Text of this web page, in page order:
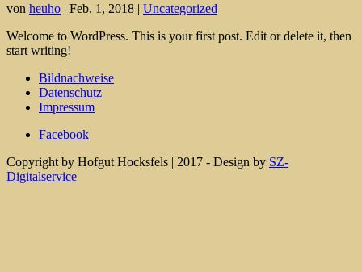
von heuho | Feb. 1, 2018 | Uncategorized
Welcome to WordPress. This is your first post. Edit or delete it, then
start writing!
Bildnachweise
Datenschutz
Impressum
Facebook
Copyright by Hofgut Hocksfels | 2017 - Design by SZ-
Digitalservice